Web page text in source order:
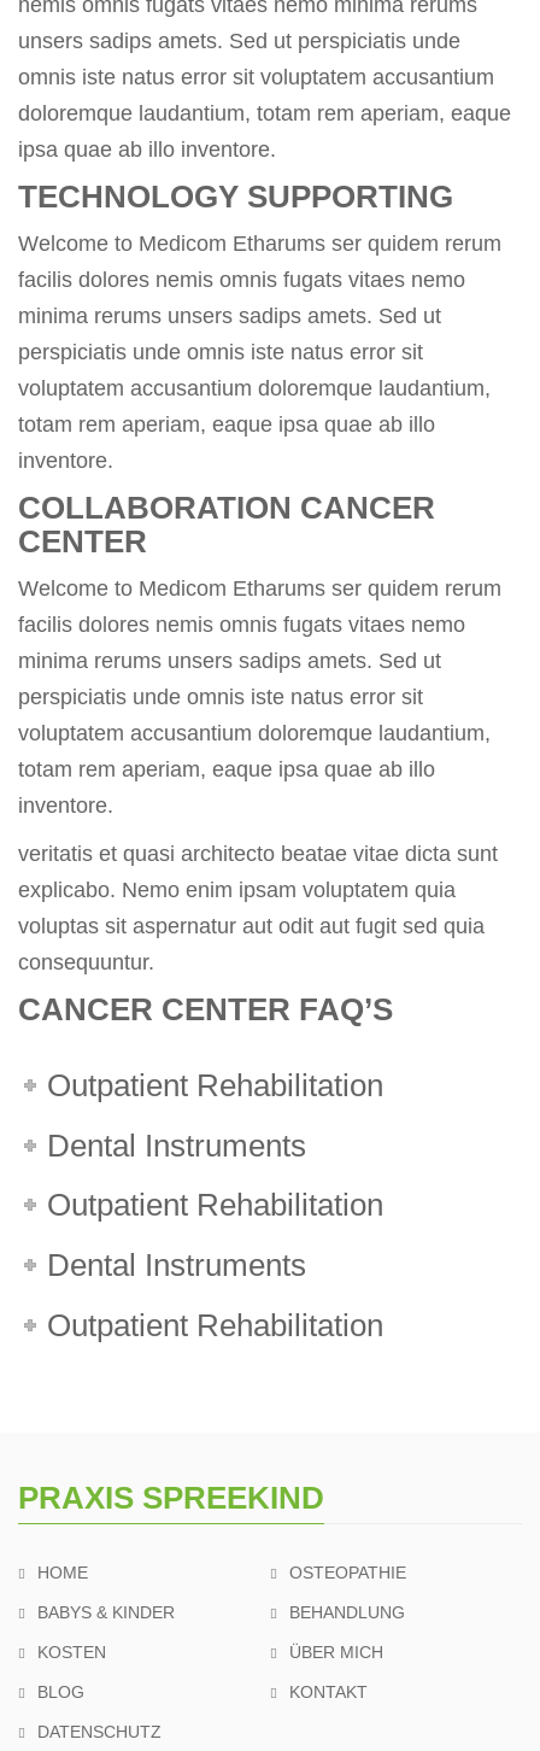
nemis omnis fugats vitaes nemo minima rerums
unsers sadips amets. Sed ut perspiciatis unde
omnis iste natus error sit voluptatem accusantium
doloremque laudantium, totam rem aperiam, eaque
ipsa quae ab illo inventore.
TECHNOLOGY SUPPORTING
Welcome to Medicom Etharums ser quidem rerum
facilis dolores nemis omnis fugats vitaes nemo
minima rerums unsers sadips amets. Sed ut
perspiciatis unde omnis iste natus error sit
voluptatem accusantium doloremque laudantium,
totam rem aperiam, eaque ipsa quae ab illo
inventore.
COLLABORATION CANCER
CENTER
Welcome to Medicom Etharums ser quidem rerum
facilis dolores nemis omnis fugats vitaes nemo
minima rerums unsers sadips amets. Sed ut
perspiciatis unde omnis iste natus error sit
voluptatem accusantium doloremque laudantium,
totam rem aperiam, eaque ipsa quae ab illo
inventore.
veritatis et quasi architecto beatae vitae dicta sunt
explicabo. Nemo enim ipsam voluptatem quia
voluptas sit aspernatur aut odit aut fugit sed quia
consequuntur.
CANCER CENTER FAQ’S
Outpatient Rehabilitation
Dental Instruments
Outpatient Rehabilitation
Dental Instruments
Outpatient Rehabilitation
PRAXIS SPREEKIND
HOME OSTEOPATHIE
BABYS & KINDER BEHANDLUNG
KOSTEN ÜBER MICH
BLOG KONTAKT
DATENSCHUTZ